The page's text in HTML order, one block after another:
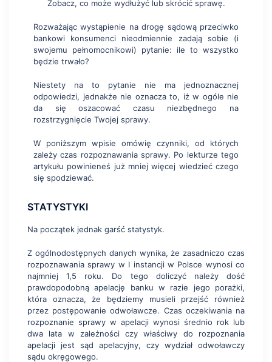
Rozważając wystąpienie na drogę sądową przeciwko
bankowi konsumenci nieodmiennie zadają sobie (i
swojemu pełnomocnikowi) pytanie: ile to wszystko
będzie trwało?
Niestety na to pytanie nie ma jednoznacznej
odpowiedzi, jednakże nie oznacza to, iż w ogóle nie
da się oszacować czasu niezbędnego na
rozstrzygnięcie Twojej sprawy.
W poniższym wpisie omówię czynniki, od których
zależy czas rozpoznawania sprawy. Po lekturze tego
artykułu powinieneś już mniej więcej wiedzieć czego
się spodziewać.
STATYSTYKI
Na początek jednak garść statystyk.
Z ogólnodostępnych danych wynika, że zasadniczo czas
rozpoznawania sprawy w I instancji w Polsce wynosi co
najmniej 1,5 roku. Do tego doliczyć należy dość
prawdopodobną apelację banku w razie jego porażki,
która oznacza, że będziemy musieli przejść również
przez postępowanie odwoławcze. Czas oczekiwania na
rozpoznanie sprawy w apelacji wynosi średnio rok lub
dwa lata w zależności czy właściwy do rozpoznania
apelacji jest sąd apelacyjny, czy wydział odwoławczy
sądu okręgowego.